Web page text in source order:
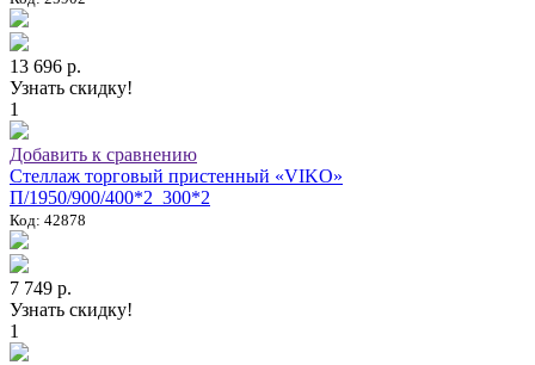
13 696 р.
Узнать скидку!
1
Добавить к сравнению
Стеллаж торговый пристенный «VIKO»
П/1950/900/400*2_300*2
Код: 42878
7 749 р.
Узнать скидку!
1